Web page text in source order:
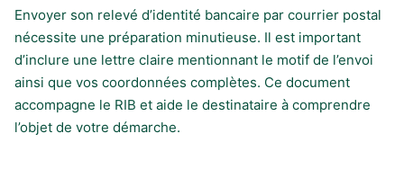
Envoyer son relevé d’identité bancaire par courrier postal
nécessite une préparation minutieuse. Il est important
d’inclure une lettre claire mentionnant le motif de l’envoi
ainsi que vos coordonnées complètes. Ce document
accompagne le RIB et aide le destinataire à comprendre
l’objet de votre démarche.